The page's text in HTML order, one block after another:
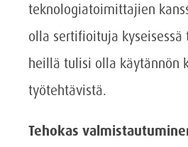
teknologiatoimittajien
olla sertifioituja kyseisessä
heillä tulisi olla käytännön
työtehtävistä.
Tehokas